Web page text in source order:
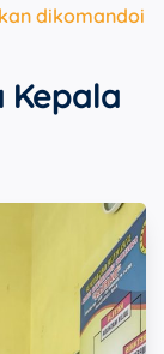
dikomandoi
Kepala